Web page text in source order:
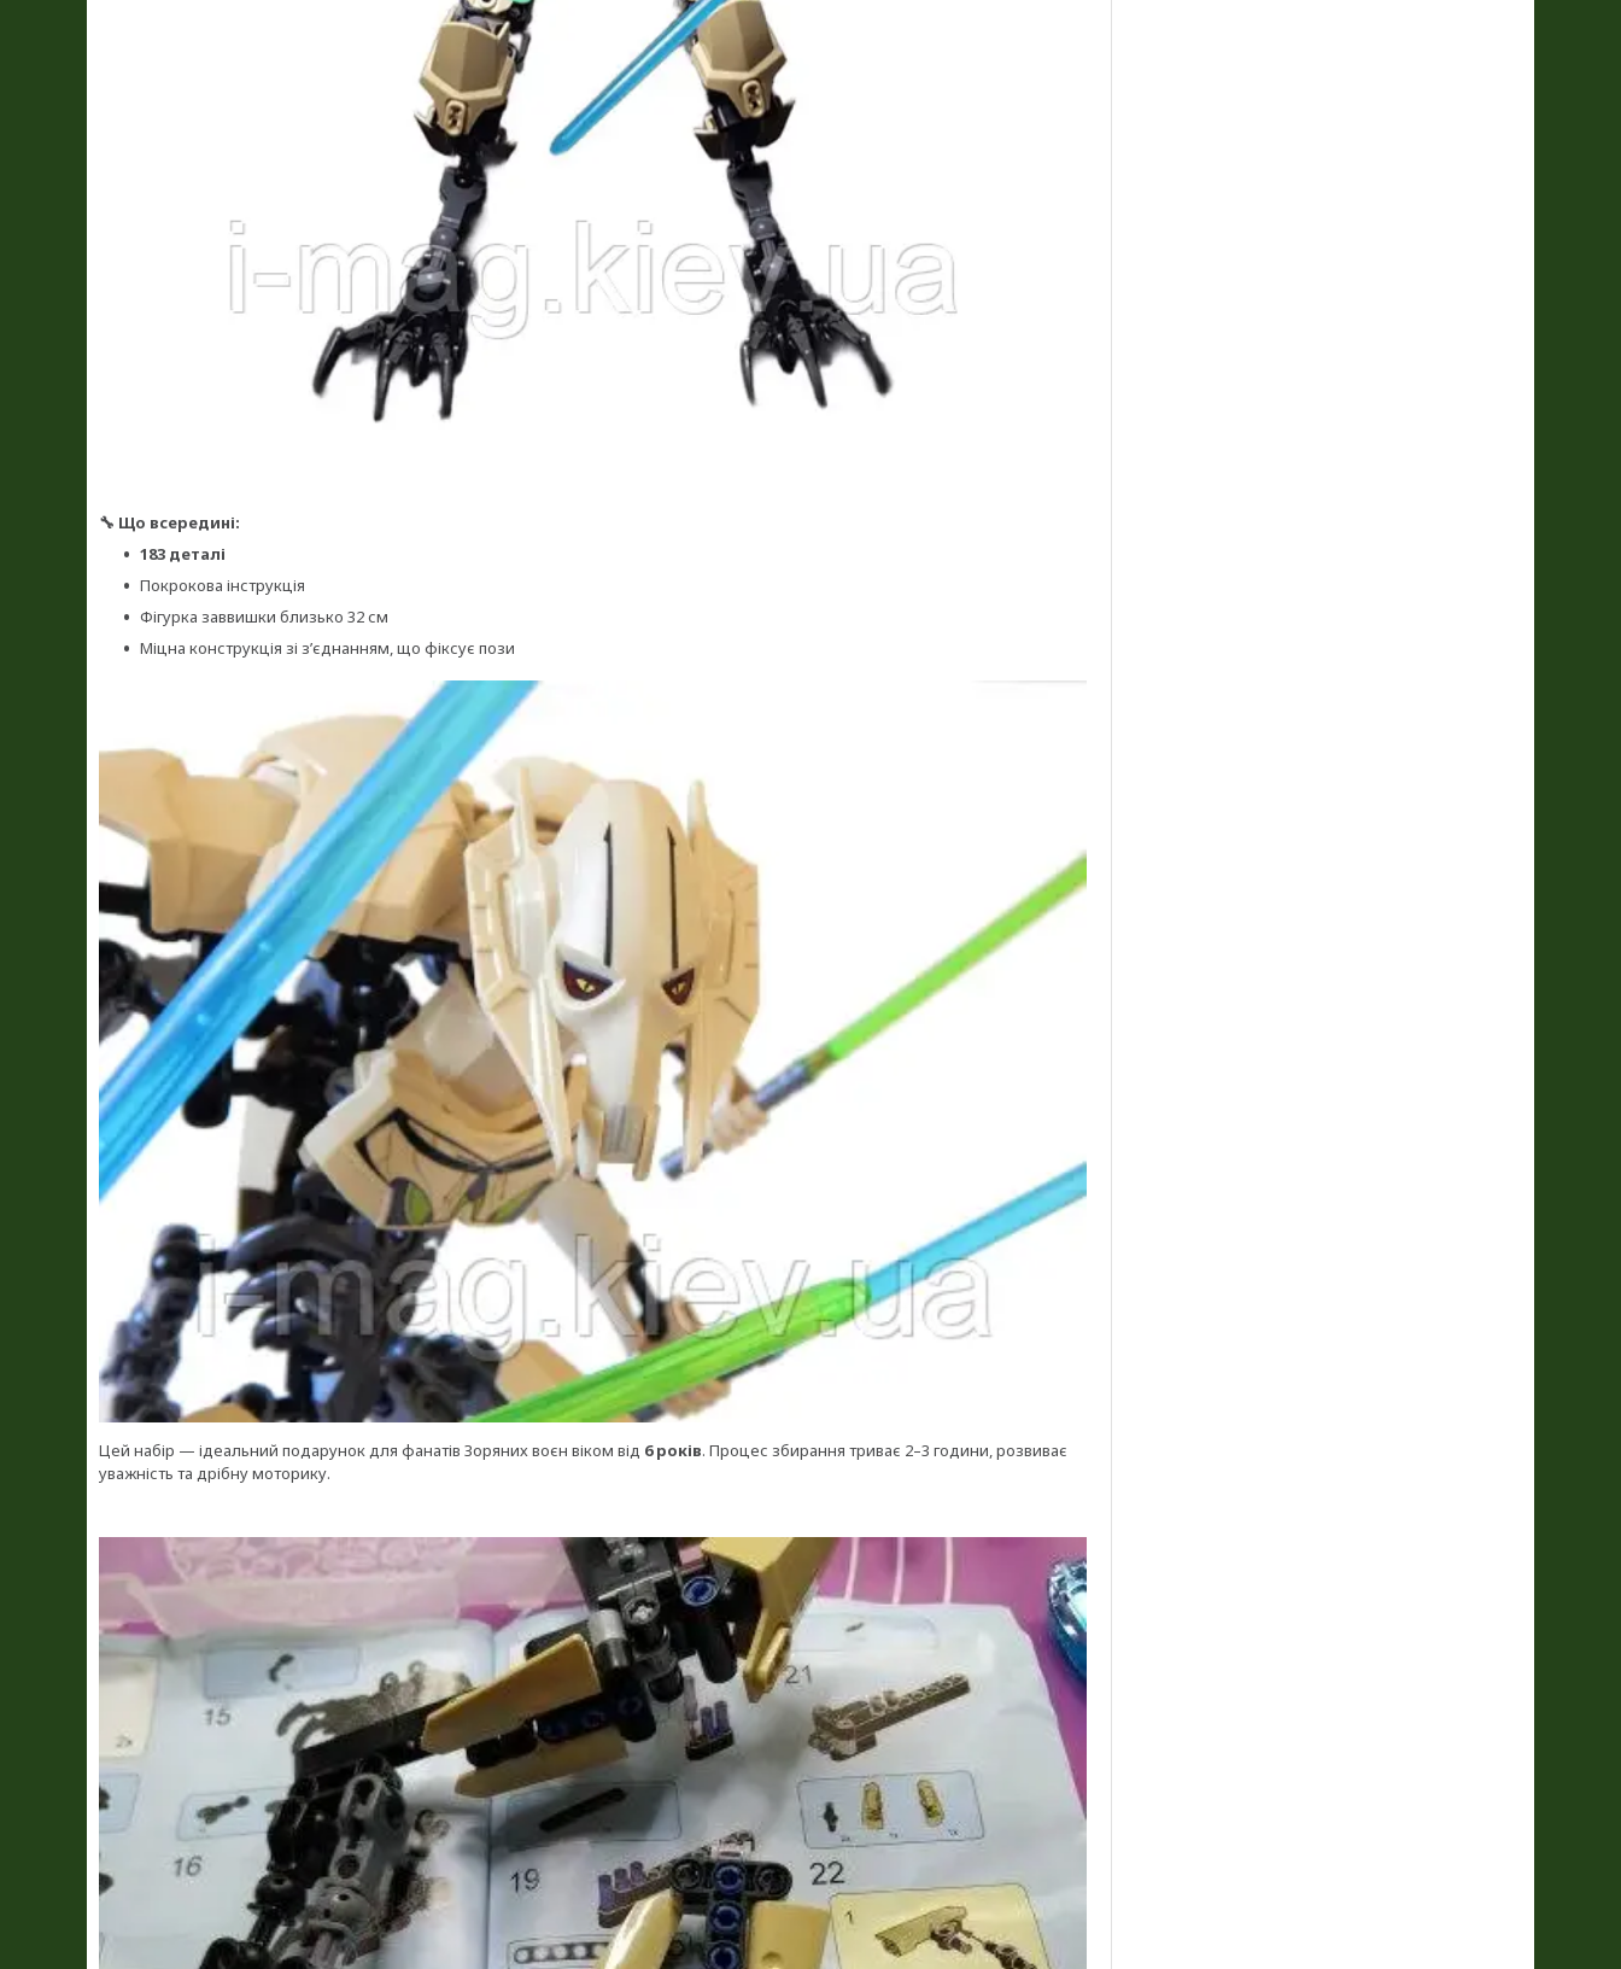
🔧 Що всередині:
183 деталі
Покрокова інструкція
Фігурка заввишки близько 32 см
Міцна конструкція зі з’єднанням, що фіксує пози
Цей набір — ідеальний подарунок для фанатів Зоряних воєн віком від 6 років. Процес збирання триває 2–3 години, розвиває
уважність та дрібну моторику.